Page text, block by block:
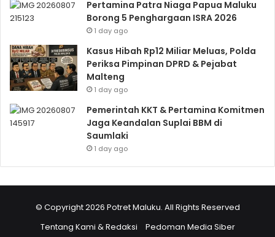
Pertamina Patra Niaga Papua Maluku
Borong 5 Penghargaan ISRA 2026
1 day ago
Kasus Hibah Rp12 Miliar Meluas, Polda
Periksa Pimpinan DPRD & Pejabat
Malteng
1 day ago
Pemerintah KKT & Pertamina Komitmen
Jaga Keandalan Suplai BBM di
Saumlaki
1 day ago
© Copyright 2026 Potret Maluku. All Rights Reserved
Tentang Kami & Redaksi
Pedoman Media Siber